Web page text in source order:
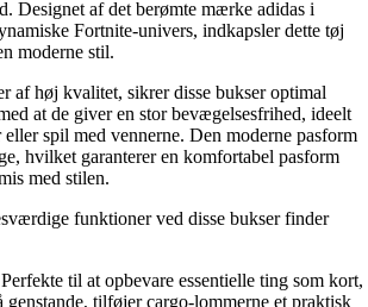
Designet af det berømte mærke adidas i
Fortnite-univers, indkapsler dette tøj
moderne stil.
af høj kvalitet, sikrer disse bukser optimal
at de giver en stor bevægelsesfrihed, ideelt
spil med vennerne. Den moderne pasform
hvilket garanterer en komfortabel pasform
med stilen.
funktioner ved disse bukser finder
Perfekte til at opbevare essentielle ting som kort,
genstande, tilføjer cargo-lommerne et praktisk